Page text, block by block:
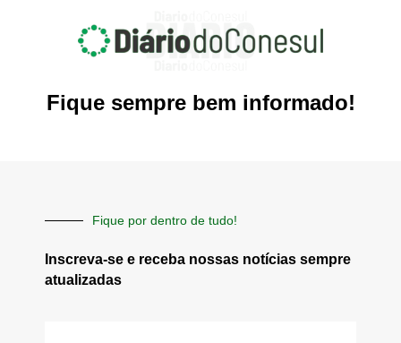
Fique sempre bem informado!
Fique por dentro de tudo!
Inscreva-se e receba nossas notícias sempre
atualizadas